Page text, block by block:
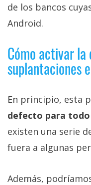
de los bancos
Android.
Cómo activar
suplantaciones
En principio, esta
defecto para
existen una serie
fuera a algunas
Además,